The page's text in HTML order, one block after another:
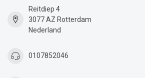
Reitdiep 4
3077 AZ Rotterdam
Nederland
0107852046